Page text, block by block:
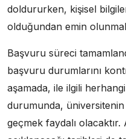
doldururken, kişisel
olduğundan emin
Başvuru süreci
başvuru durumlarını
aşamada, ile ilgili
durumunda,
geçmek faydalı